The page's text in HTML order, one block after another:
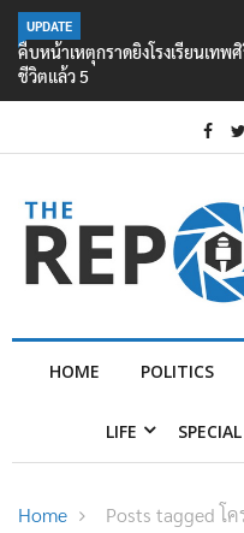
UPDATE
คืบหน้าเหตุกราดยิงโรงเรียนเท
ชีวิตแล้ว 5
HOME POLITICS
LIFE SPECIAL
Home Posts tagged โ